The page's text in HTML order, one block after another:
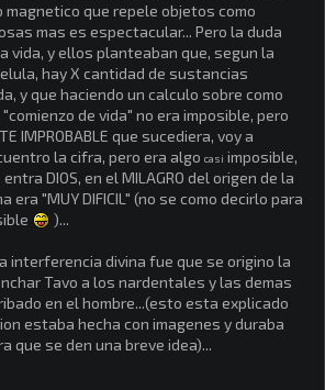
magnetico que repele objetos como
mas es espectacular... Pero la duda
vida, y ellos planteaban que, segun la
hay X cantidad de sustancias
y que haciendo un calculo sobre como
de vida" no era imposible, pero
IMPROBABLE que sucediera, voy a
la cifra, pero era algo casi imposible,
entra DIOS, en el MILAGRO del origen de la
era "MUY DIFICIL" (no se como decirlo para
)...
interferencia divina fue que se origino la
Tavo a los nardentales y las demas
en el hombre...(esto esta explicado
estaba hecha con imagenes y duraba
que se den una breve idea)...